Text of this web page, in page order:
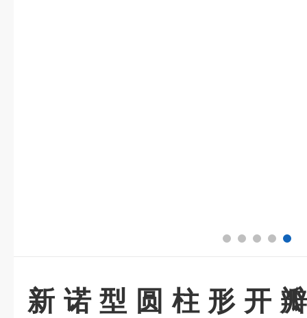
新诺型圆柱形开